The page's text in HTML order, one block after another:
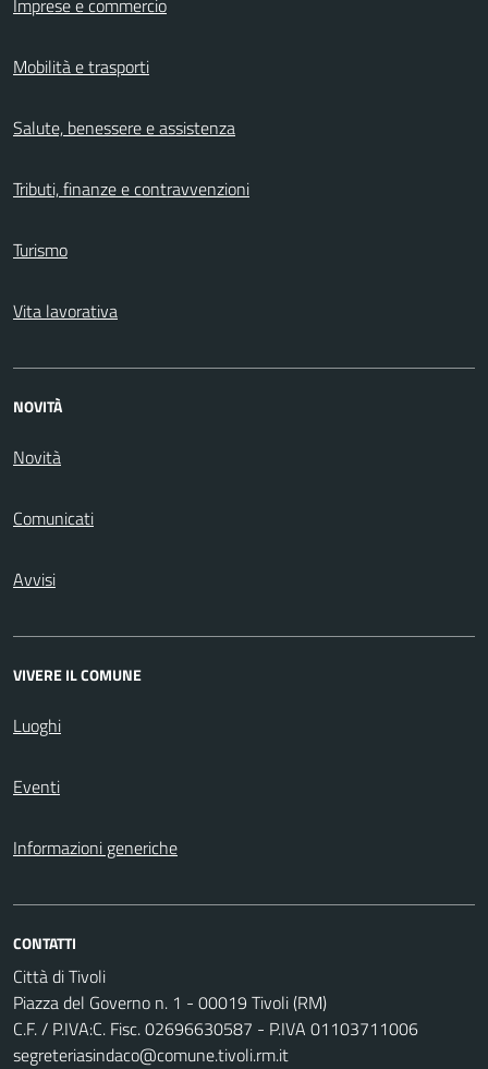
Imprese e commercio
Mobilità e trasporti
Salute, benessere e assistenza
Tributi, finanze e contravvenzioni
Turismo
Vita lavorativa
NOVITÀ
Novità
Comunicati
Avvisi
VIVERE IL COMUNE
Luoghi
Eventi
Informazioni generiche
CONTATTI
Città di Tivoli
Piazza del Governo n. 1 - 00019 Tivoli (RM)
C.F. / P.IVA:C. Fisc. 02696630587 - P.IVA 01103711006
segreteriasindaco@comune.tivoli.rm.it